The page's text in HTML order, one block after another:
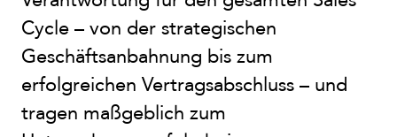
Cycle – von der strategischen
Geschäftsanbahnung bis zum
erfolgreichen Vertragsabschluss – und
tragen maßgeblich zum